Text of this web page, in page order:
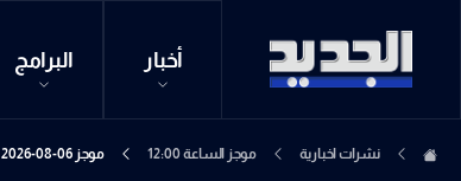
أخبار البرامج
نشرات اخبارية موجز الساعة 12:00 موجز 06-08-2026